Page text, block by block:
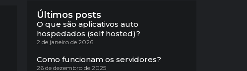
Últimos posts
O que são aplicativos auto
hospedados (self hosted)?
2 de janeiro de 2026
Como funcionam os servidores?
26 de dezembro de 2025